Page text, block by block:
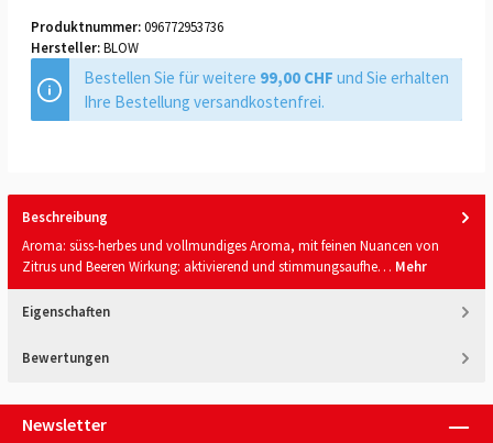
Produktnummer:096772953736
Hersteller:BLOW
Bestellen Sie für weitere 99,00 CHF und Sie erhalten
Ihre Bestellung versandkostenfrei.
Beschreibung
Aroma: süss-herbes und vollmundiges Aroma, mit feinen Nuancen von
Zitrus und Beeren Wirkung: aktivierend und stimmungsaufhe… Mehr
Eigenschaften
Bewertungen
Newsletter